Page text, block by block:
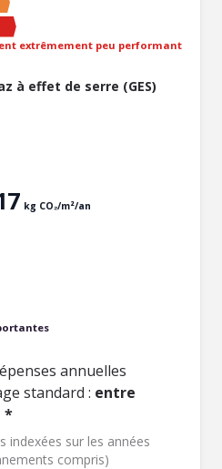
extrêmement peu performant
à effet de serre (GES)
kg CO₂/m²/an
annuelles
standard : entre
*
indexées sur les années
compris)